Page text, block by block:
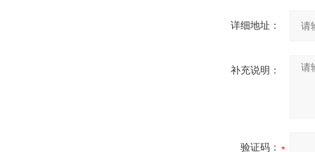
详细地址：
补充说明：
验证码：